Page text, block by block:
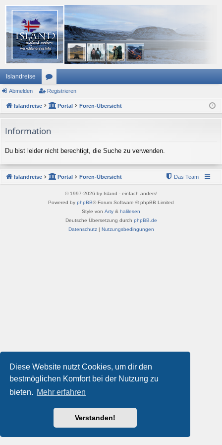
Diese Website nutzt Cookies, um dir den
bestmöglichen Komfort bei der Nutzung zu
bieten. Mehr erfahren
Verstanden!
Islandreise
or
en
Abmelden Registrieren
Islandreise Portal Foren-Übersicht
Information
Du bist leider nicht berechtigt, die Suche zu verwenden.
Islandreise Portal Foren-Übersicht Das Team
© 1997-2026 by Island - einfach anders!
Powered by phpBB® Forum Software © phpBB Limited
Style von Arty & halilesen
Deutsche Übersetzung durch phpBB.de
Datenschutz| Nutzungsbedingungen